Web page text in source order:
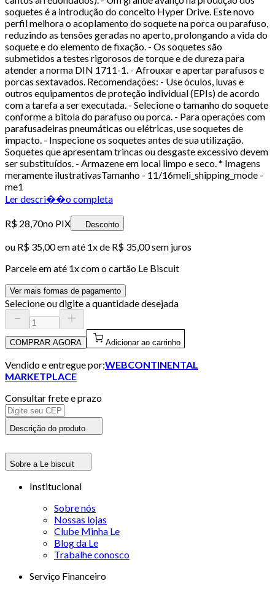
soquetes é a introdução do conceito Hyper Drive. Este novo
perfil melhora o acoplamento do soquete na porca ou parafuso,
reduzindo as tensões geradas no aperto, prolongando a vida do
soquete e do elemento de fixação. - Os soquetes são
submetidos a testes rigorosos de torque e de dureza para
atender a norma DIN 1711-1. - Afrouxar e apertar parafusos e
porcas sextavados. Recomendações: - Use óculos, luvas e
outros equipamentos de proteção individual (EPIs) de acordo
com a tarefa a ser executada. - Selecione o tamanho do soquete
conforme a bitola do parafuso ou porca. - Para operações com
parafusadeiras pneumáticas ou elétricas, use soquetes de
impacto. - Inspecione os soquetes antes de sua utilização.
Soquetes que apresentam trincas ou desgaste excessivo devem
ser substituídos. - Armazene em local limpo e seco. * Imagens
meramente ilustrativasTamanho - 11/16meli_shipping_mode -
me1
Ler descri��o completa
R$ 28,70no PIX Desconto
ou R$ 35,00em até 1x de R$ 35,00sem juros
Parcele em até 1x com o cartão Le Biscuit
Ver mais formas de pagamento
Selecione ou digite a quantidade desejada
COMPRAR AGORA Adicionar ao carrinho
Vendido e entregue por:WEBCONTINENTAL
MARKETPLACE
Consultar frete e prazo
Descrição do produto
Sobre a Le biscuit
Institucional
Sobre nós
Nossas lojas
Clube Minha Le
Blog da Le
Trabalhe conosco
Serviço Financeiro